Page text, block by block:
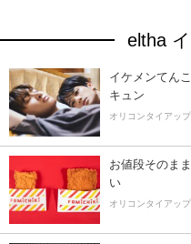
eltha
イケメンてん
キュン
オリコンタイアッ
お値段そのま
い
オリコンタイアッ